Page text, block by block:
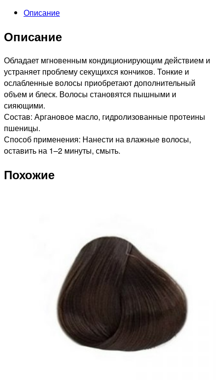
Кондиционер
сияния
блеска
с
аргановым
маслом,
750мл
Описание
Описание
Обладает мгновенным кондиционирующим действием и
устраняет проблему секущихся кончиков. Тонкие и
ослабленные волосы приобретают дополнительный
объем и блеск. Волосы становятся пышными и
сияющими.
Состав: Аргановое масло, гидролизованные протеины
пшеницы.
Способ применения: Нанести на влажные волосы,
оставить на 1–2 минуты, смыть.
Похожие